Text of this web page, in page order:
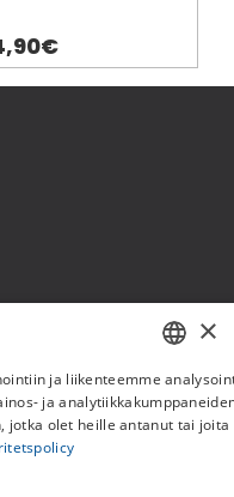
FI
×
ja liikenteemme
ja
jotka olet heille antanut tai joita